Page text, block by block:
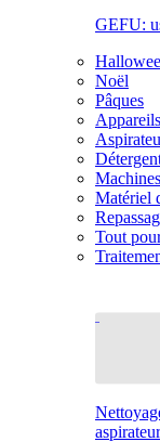
GEFU:
Noël
Pâques
Matériel
Tout